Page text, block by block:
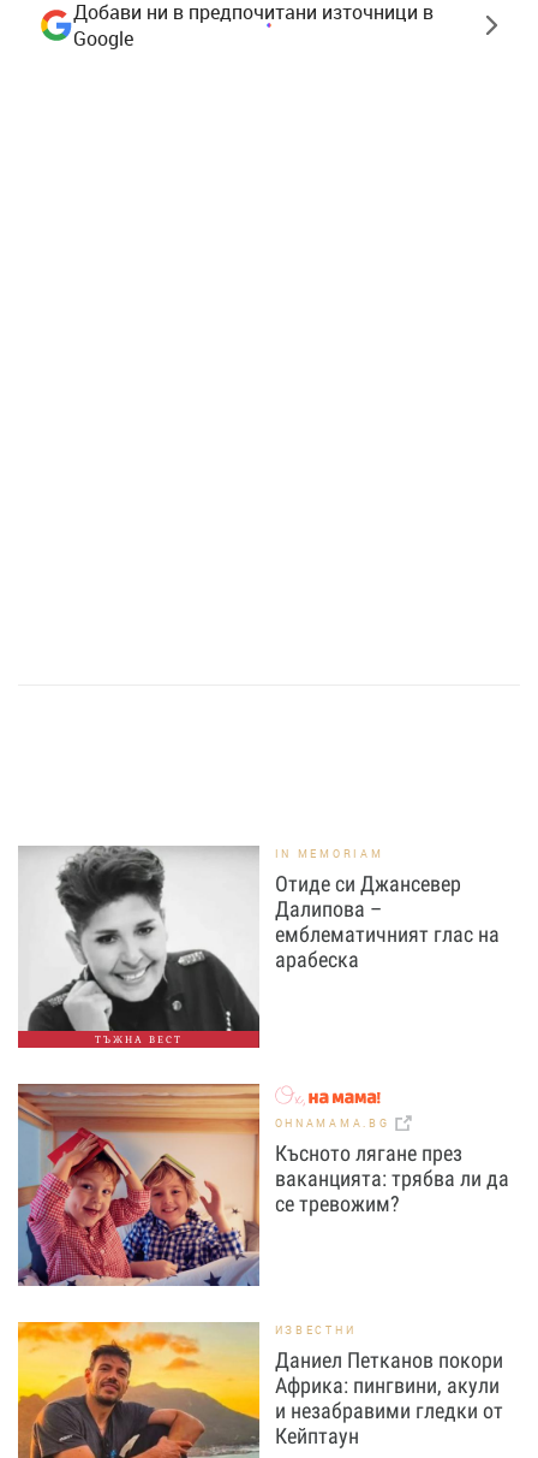
Добави ни в предпочитани източници в
Google
ТЪЖНА ВЕСТ
IN MEMORIAM
Отиде си Джансевер
Далипова –
емблематичният глас на
арабеска
OHNAMAMA.BG
Късното лягане през
ваканцията: трябва ли да
се тревожим?
ИЗВЕСТНИ
Даниел Петканов покори
Африка: пингвини, акули
и незабравими гледки от
Кейптаун